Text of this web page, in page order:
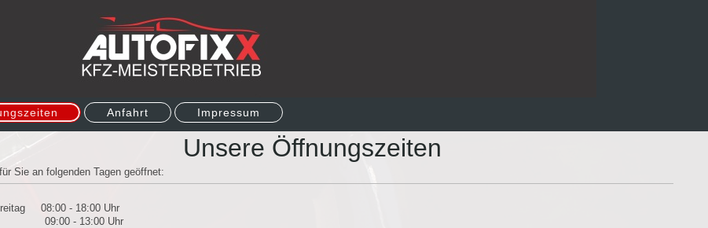
Anfahrt Impressum
Unsere Öffnungszeiten
Sie an folgenden Tagen geöffnet:
08:00 - 18:00 Uhr
09:00 - 13:00 Uhr